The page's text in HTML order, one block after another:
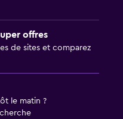
offres
de sites et comparez
le matin ?